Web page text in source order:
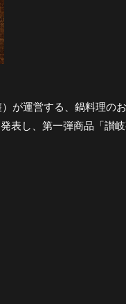
が運営する、鍋料理の
表し、第一弾商品「讃